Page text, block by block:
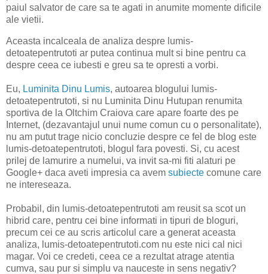
paiul salvator de care sa te agati in anumite momente dificile
ale vietii.
Aceasta incalceala de analiza despre lumis-
detoatepentrutoti ar putea continua mult si bine pentru ca
despre ceea ce iubesti e greu sa te opresti a vorbi.
Eu, Luminita Dinu Lumis, autoarea blogului lumis-
detoatepentrutoti, si nu Luminita Dinu Hutupan renumita
sportiva de la Oltchim Craiova care apare foarte des pe
Internet, (dezavantajul unui nume comun cu o personalitate),
nu am putut trage nicio concluzie despre ce fel de blog este
lumis-detoatepentrutoti, blogul fara povesti. Si, cu acest
prilej de lamurire a numelui, va invit sa-mi fiti alaturi pe
Google+ daca aveti impresia ca avem subiecte comune care
ne intereseaza.
Probabil, din lumis-detoatepentrutoti am reusit sa scot un
hibrid care, pentru cei bine informati in tipuri de bloguri,
precum cei ce au scris articolul care a generat aceasta
analiza, lumis-detoatepentrutoti.com nu este nici cal nici
magar. Voi ce credeti, ceea ce a rezultat atrage atentia
cumva, sau pur si simplu va nauceste in sens negativ?